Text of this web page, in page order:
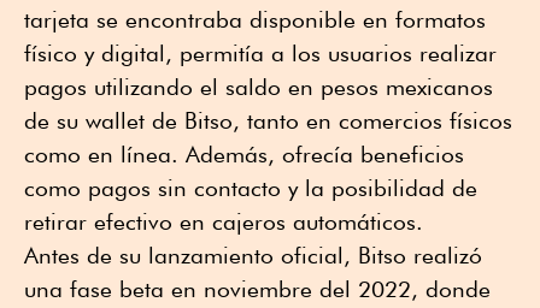
tarjeta se encontraba disponible en formatos
físico y digital, permitía a los usuarios realizar
pagos utilizando el saldo en pesos mexicanos
de su wallet de Bitso, tanto en comercios físicos
como en línea. Además, ofrecía beneficios
como pagos sin contacto y la posibilidad de
retirar efectivo en cajeros automáticos.
Antes de su lanzamiento oficial, Bitso realizó
una fase beta en noviembre del 2022, donde